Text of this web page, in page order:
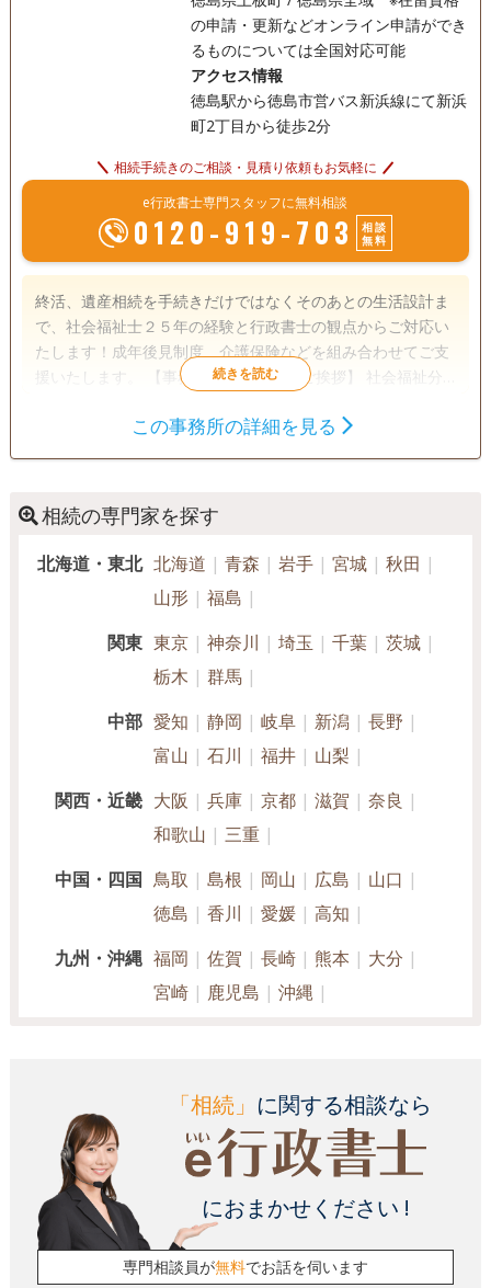
の申請・更新などオンライン申請ができ
るものについては全国対応可能
アクセス情報
徳島駅から徳島市営バス新浜線にて新浜
町2丁目から徒歩2分
相続手続きのご相談・見積り依頼もお気軽に
e行政書士専門スタッフに無料相談
0120-919-703
相談
無料
終活、遺産相続を手続きだけではなくそのあとの生活設計ま
で、社会福祉士２５年の経験と行政書士の観点からご対応い
たします！成年後見制度、介護保険などを組み合わせてご支
援いたします。 【事務所開設の経緯とご挨拶】 社会福祉分
緒にお仕事をしながら仕事をしてきました。もう一歩踏み込
わたり医療・介護福祉の現場に携わってきた経験と、福祉に
関する資格を活かし、地域の皆さまの暮らしと未来を支える
法務サービスを提供しいたします。 個人の方から法人様ま
で、人生のさまざまなステージで直面する不安や課題に、丁
寧に寄り添いながらサポートいたします。 遺言書や任意後見
制度のご相談、法人設立や運営支援、福祉サービスに関する
申請手続き、さらに各種許認可申請にも対応いたします。 ご
家族の将来や地域社会の在り方を見据えたアドバイスと実務
いたします。 ご相談者様お一人おひとりの背景や価値観を大
切にし、安心して次の一歩を踏み出していただけるよう、心
せ。
遺産分割
事業承継
相続人調査
電話相談可 訪問可 女性スタッフ対応可 土日相談可
この事務所の詳細を見る
相続の専門家を探す
北海道・東北 北海道 青森 岩手 宮城
秋田
山形
福島
関東 東京 神奈川 埼玉 千葉
茨城
栃木
群馬
中部 愛知 静岡 岐阜 新潟
長野
富山
石川 福井
山梨
関西・近畿 大阪 兵庫 京都 滋賀
奈良
和歌山
三重
中国・四国 鳥取 島根 岡山 広島
山口
徳島
香川 愛媛
高知
九州・沖縄 福岡 佐賀 長崎 熊本
大分
宮崎
鹿児島 沖縄
「相続」 に関する相談なら
におまかせください !
専門相談員が無料でお話を伺います